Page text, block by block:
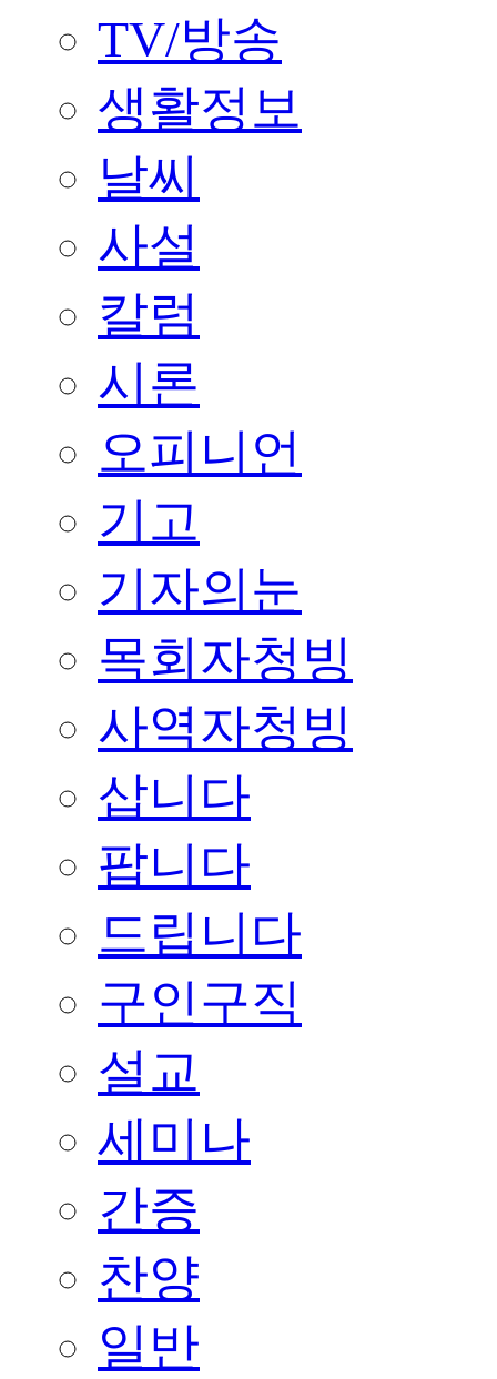
TV/방송
생활정보
날씨
사설
칼럼
시론
오피니언
기고
기자의눈
목회자청빙
사역자청빙
삽니다
팝니다
드립니다
구인구직
설교
세미나
간증
찬양
일반